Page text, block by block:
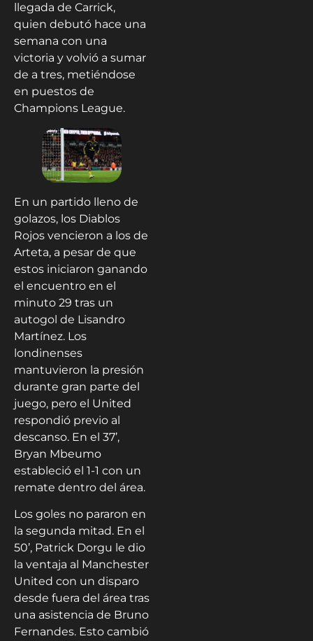
llegada de Carrick,
quien debutó hace una
semana con una
victoria y volvió a sumar
de a tres, metiéndose
en puestos de
Champions League.
En un partido lleno de
golazos, los Diablos
Rojos vencieron a los de
Arteta, a pesar de que
estos iniciaron ganando
el encuentro en el
minuto 29 tras un
autogol de Lisandro
Martínez. Los
londinenses
mantuvieron la presión
durante gran parte del
juego, pero el United
respondió previo al
descanso. En el 37’,
Bryan Mbeumo
estableció el 1-1 con un
remate dentro del área.
Los goles no pararon en
la segunda mitad. En el
50’, Patrick Dorgu le dio
la ventaja al Manchester
United con un disparo
desde fuera del área tras
una asistencia de Bruno
Fernandes. Esto cambió